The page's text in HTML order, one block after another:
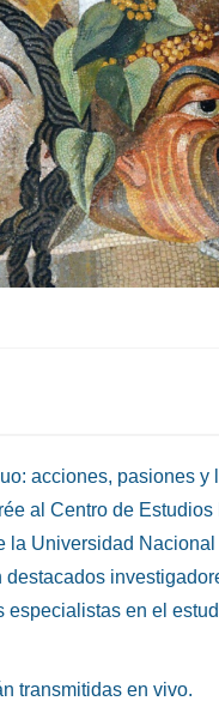
acciones, pasiones y
al Centro de
la Universidad
especialistas en el
transmitidas en vivo.